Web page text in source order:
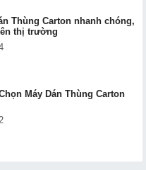
Thùng Carton nhanh chóng,
thị trường
Máy Dán Thùng Carton